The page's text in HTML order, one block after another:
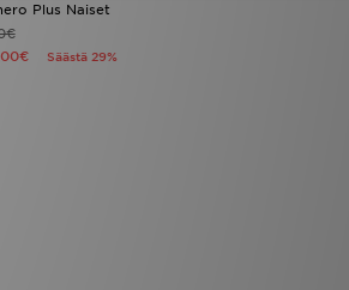
Plus Naiset
Säästä 29%